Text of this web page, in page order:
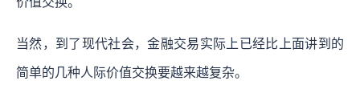
当然，到了现代社会，金融交易实际上已经比上面讲到的
简单的几种人际价值交换要越来越复杂。